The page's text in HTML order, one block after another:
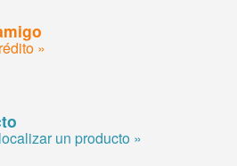
»
un producto »